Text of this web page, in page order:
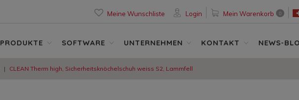
Meine Wunschliste Login Mein Warenkorb 0
PRODUKTE SOFTWARE UNTERNEHMEN KONTAKT NEWS-
CLEAN Therm high, Sicherheitsknöchelschuh weiss S2, Lammfell